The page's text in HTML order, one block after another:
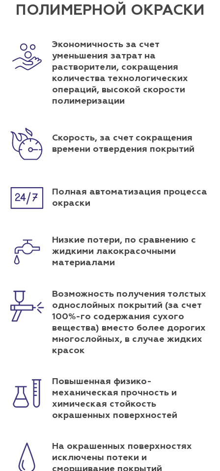
ПОЛИМЕРНОЙ ОКРАСКИ
Экономичность за счет
уменьшения затрат на
растворители, сокращения
количества технологических
операций, высокой скорости
полимеризации
Скорость, за счет сокращения
времени отвердения покрытий
Полная автоматизация процесса
окраски
Низкие потери, по сравнению с
жидкими лакокрасочными
материалами
Возможность получения толстых
однослойных покрытий (за счет
100%-го содержания сухого
вещества) вместо более дорогих
многослойных, в случае жидких
красок
Повышенная физико-
механическая прочность и
химическая стойкость
окрашенных поверхностей
На окрашенных поверхностях
исключены потеки и
сморщивание покрытий